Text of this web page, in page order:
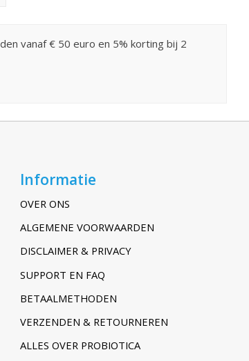
vanaf € 50 euro en 5% korting bij 2
Informatie
OVER ONS
ALGEMENE VOORWAARDEN
DISCLAIMER & PRIVACY
SUPPORT EN FAQ
BETAALMETHODEN
VERZENDEN & RETOURNEREN
ALLES OVER PROBIOTICA